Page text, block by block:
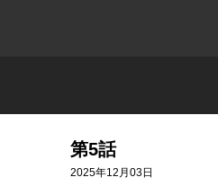
第5話
2025年12月03日